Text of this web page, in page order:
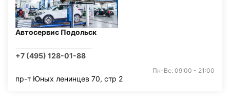
Автосервис Подольск
+7 (495) 128-01-88
Пн-Вс: 09:00 - 21:00
пр-т Юных ленинцев 70, стр 2